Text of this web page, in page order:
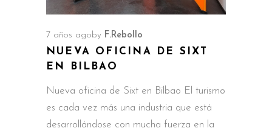
7 años agoby F.Rebollo
NUEVA OFICINA DE SIXT
EN BILBAO
Nueva oficina de Sixt en Bilbao El turismo
es cada vez más una industria que está
desarrollándose con mucha fuerza en la